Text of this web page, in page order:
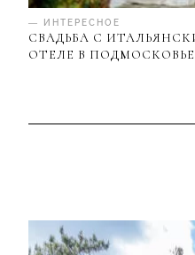
— ИНТЕРЕСНОЕ
СВАДЬБА С
ОТЕЛЕ В ПОДМОСКОВЬЕ